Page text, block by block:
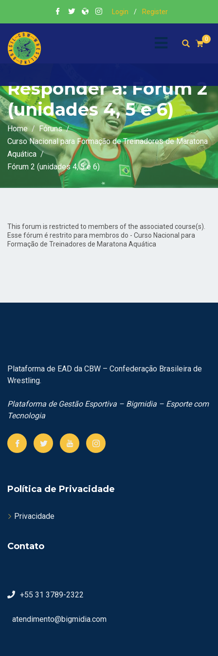
Login / Register
0
Responder a: Fórum 2
(unidades 4, 5 e 6)
Home
Fóruns
Curso Nacional para Formação de Treinadores de Maratona
Aquática
Fórum 2 (unidades 4, 5 e 6)
This forum is restricted to members of the associated course(s).
Esse fórum é restrito para membros do - Curso Nacional para
Formação de Treinadores de Maratona Aquática
Plataforma de EAD da CBW – Confederação Brasileira de
Wrestling.
Plataforma de Gestão Esportiva – Bigmidia – Esporte com
Tecnologia
Política de Privacidade
Privacidade
Contato
+55 31 3789-2322
atendimento@bigmidia.com